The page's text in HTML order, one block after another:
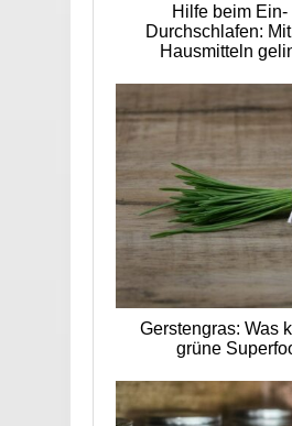
Hilfe beim Ein-
Durchschlafen:
Hausmitteln
Gerstengras: Was
grüne